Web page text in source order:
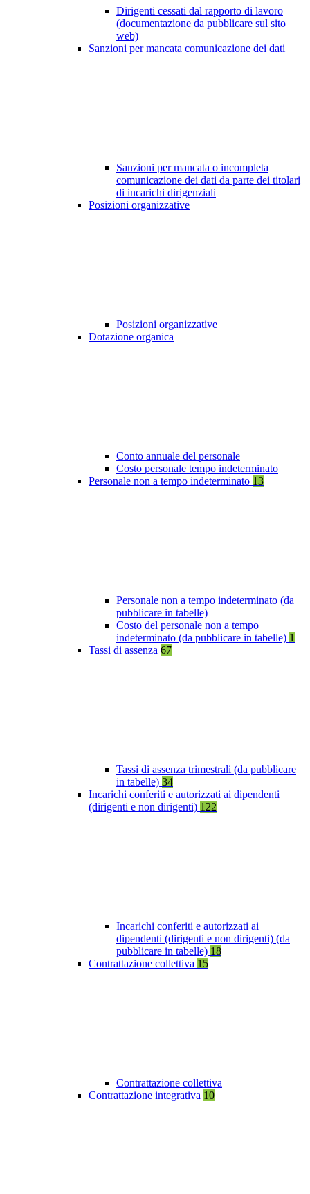
Dirigenti cessati dal rapporto di lavoro
(documentazione da pubblicare sul sito
web)
Sanzioni per mancata comunicazione dei dati
Sanzioni per mancata o incompleta
comunicazione dei dati da parte dei titolari
di incarichi dirigenziali
Posizioni organizzative
Posizioni organizzative
Dotazione organica
Conto annuale del personale
Costo personale tempo indeterminato
Personale non a tempo indeterminato 13
Personale non a tempo indeterminato (da
pubblicare in tabelle)
Costo del personale non a tempo
indeterminato (da pubblicare in tabelle) 1
Tassi di assenza 67
Tassi di assenza trimestrali (da pubblicare
in tabelle) 34
Incarichi conferiti e autorizzati ai dipendenti
(dirigenti e non dirigenti) 122
Incarichi conferiti e autorizzati ai
dipendenti (dirigenti e non dirigenti) (da
pubblicare in tabelle) 18
Contrattazione collettiva 15
Contrattazione collettiva
Contrattazione integrativa 10